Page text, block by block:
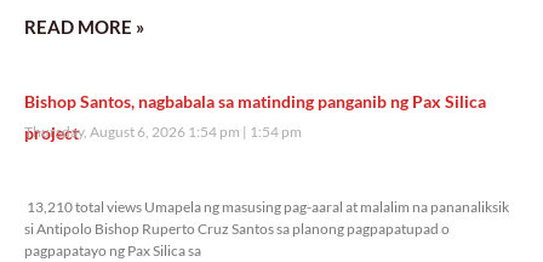
READ MORE »
Bishop Santos, nagbabala sa matinding panganib ng Pax Silica
project
Thursday, August 6, 2026 1:54 pm 1:54 pm
13,210 total views Umapela ng masusing pag-aaral at malalim na pananaliksik
si Antipolo Bishop Ruperto Cruz Santos sa planong pagpapatupad o
pagpapatayo ng Pax Silica sa